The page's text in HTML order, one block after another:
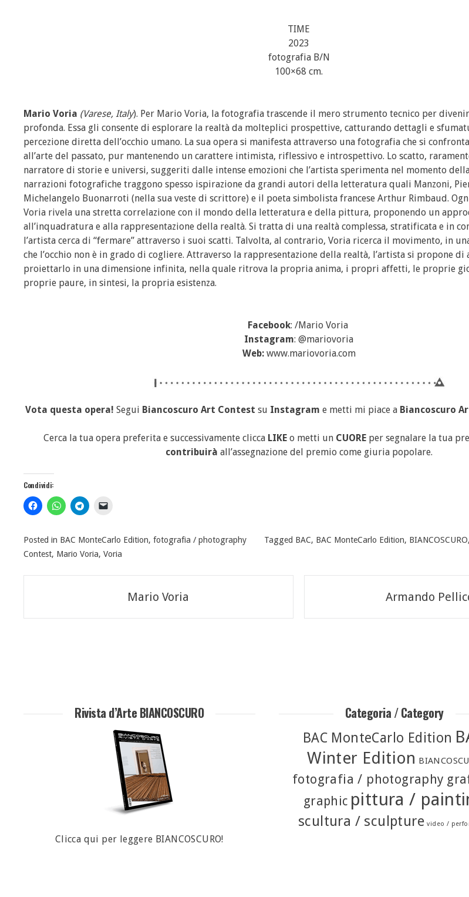
TIME
2023
fotografia B/N
100×68 cm.
Mario Voria (Varese, Italy). Per Mario Voria, la fotografia trascende il mero strumento tecnico per
profonda. Essa gli consente di esplorare la realtà da molteplici prospettive, catturando dettagli e
percezione diretta dell’occhio umano. La sua opera si manifesta attraverso una fotografia che si
all’arte del passato, pur mantenendo un carattere intimista, riflessivo e introspettivo. Lo scatto,
narratore di storie e universi, suggeriti dalle intense emozioni che l’artista sperimenta nel momento
narrazioni fotografiche traggono spesso ispirazione da grandi autori della letteratura quali Manzoni,
Michelangelo Buonarroti (nella sua veste di scrittore) e il poeta simbolista francese Arthur Rimbaud.
Voria rivela una stretta correlazione con il mondo della letteratura e della pittura, proponendo un
all’inquadratura e alla rappresentazione della realtà. Si tratta di una realtà complessa, stratificata e in
l’artista cerca di “fermare” attraverso i suoi scatti. Talvolta, al contrario, Voria ricerca il movimento, in
che l’occhio non è in grado di cogliere. Attraverso la rappresentazione della realtà, l’artista si propone
proiettarlo in una dimensione infinita, nella quale ritrova la propria anima, i propri affetti, le proprie
proprie paure, in sintesi, la propria esistenza.
Facebook: /Mario Voria
Instagram: @mariovoria
Web:www.mariovoria.com
Vota questa opera! Segui Biancoscuro Art Contest su Instagram e metti mi piace a Biancoscuro
Cerca la tua opera preferita e successivamente clicca LIKEo metti un CUOREper segnalare la tua
contribuirà all’assegnazione del premio come giuria popolare.
Condividi:
Posted in BAC MonteCarlo Edition, fotografia / photography Tagged BAC, BAC MonteCarlo Edition, BIANCOSCURO,
Contest, Mario Voria, Voria
articoli
Mario Voria Armando
Rivista d’Arte BIANCOSCURO
Clicca qui per leggere BIANCOSCURO!
Categoria / Category
BAC MonteCarlo Edition
Winter Edition
fotografia / photography
graphic pittura /
scultura / sculpture video /